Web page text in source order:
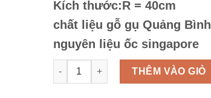
Kích thước:R = 40cm
chất liệu gỗ gụ Quảng Bình
nguyên liệu ốc singapore
Số lượng THÊM VÀO GIỎ